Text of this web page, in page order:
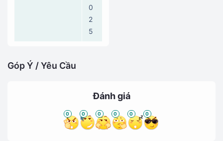
0
2
5
Góp Ý / Yêu Cầu
Đánh giá
0 0 0 0 0 0